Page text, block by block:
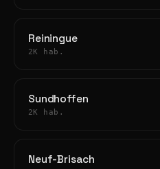
Reiningue
2K hab.
Sundhoffen
2K hab.
Neuf-Brisach